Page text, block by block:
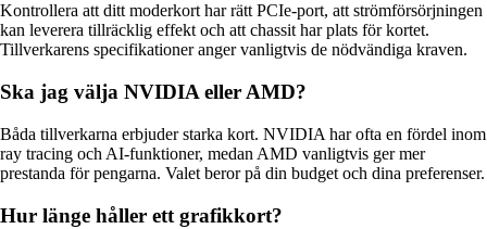
Kontrollera att ditt moderkort har rätt PCIe-port, att strömförsörjningen
kan leverera tillräcklig effekt och att chassit har plats för kortet.
Tillverkarens specifikationer anger vanligtvis de nödvändiga kraven.
Ska jag välja NVIDIA eller AMD?
Båda tillverkarna erbjuder starka kort. NVIDIA har ofta en fördel inom
ray tracing och AI-funktioner, medan AMD vanligtvis ger mer
prestanda för pengarna. Valet beror på din budget och dina preferenser.
Hur länge håller ett grafikkort?